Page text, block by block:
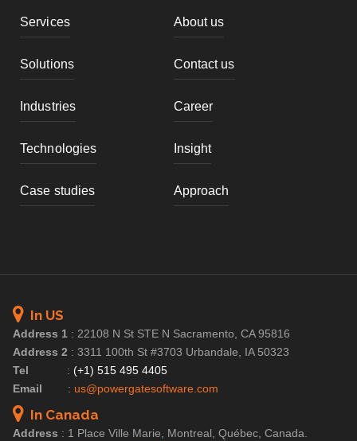
Services
Solutions
Industries
Technologies
Case studies
About us
Contact us
Career
Insight
Approach
In US
Address 1 : 22108 N St STE N Sacramento, CA 95816
Address 2 : 3311 100th St #3703 Urbandale, IA 50323
Tel
: (+1) 515 495 4405
Email : us@powergatesoftware.com
In Canada
Address : 1 Place Ville Marie, Montreal, Québec, Canada.